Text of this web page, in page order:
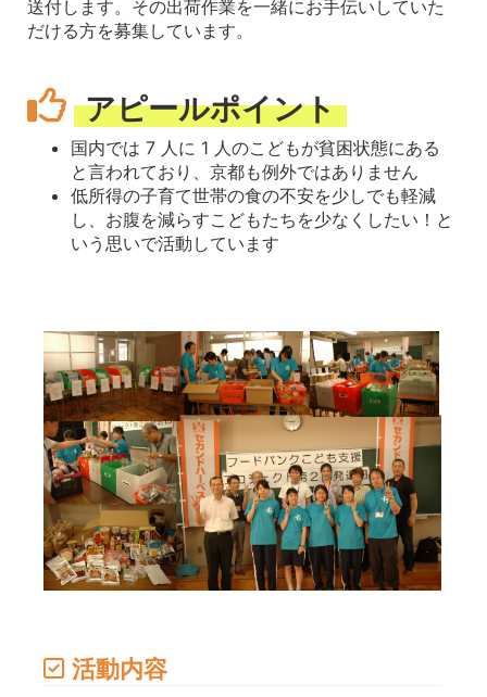
送付します。その出荷作業を一緒にお手伝いしていた
だける方を募集しています。
アピールポイント
国内では 7 人に 1 人のこどもが貧困状態にある
と言われており、京都も例外ではありません
低所得の子育て世帯の食の不安を少しでも軽減
し、お腹を減らすこどもたちを少なくしたい！と
いう思いで活動しています
活動内容